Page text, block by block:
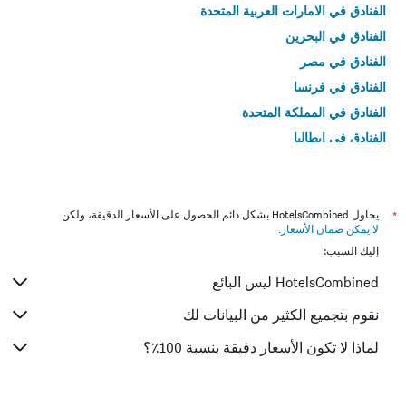
الفنادق في الامارات العربية المتحدة
الفنادق في البحرين
الفنادق في مصر
الفنادق في فرنسا
الفنادق في المملكة المتحدة
الفنادق في إيطاليا
*
يحاول HotelsCombined بشكل دائم الحصول على الأسعار الدقيقة، ولكن
لا يمكن ضمان الأسعار .
إليك السبب:
HotelsCombined ليس البائع
نقوم بتجميع الكثير من البيانات لك
لماذا لا تكون الأسعار دقيقة بنسبة 100٪؟